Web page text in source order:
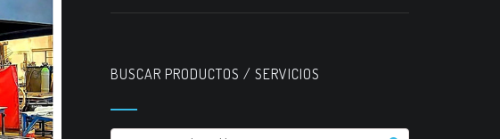
BUSCAR PRODUCTOS / SERVICIOS